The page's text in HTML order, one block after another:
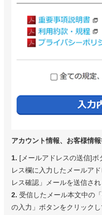
アカウント情報、お客様情
1. [メールアドレスの送信]ボ
レス欄に入力したメールア
レス確認」メールを送信され
2. 受信したメール本文中の
の入力」ボタンをクリックし